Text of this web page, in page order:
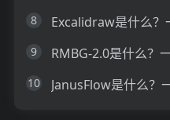
8
9
10